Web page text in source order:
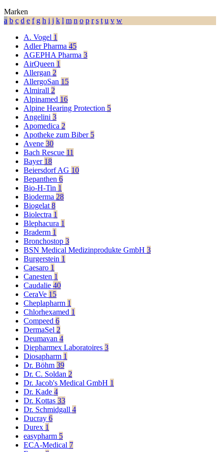
Marken
a b c d e f g h i j k l m n o p r s t u v w
A. Vogel 1
Adler Pharma 45
AGEPHA Pharma 3
AirQueen 1
Allergan 2
AllergoSan 15
Almirall 2
Alpinamed 16
Alpine Hearing Protection 5
Angelini 3
Apomedica 2
Apotheke zum Biber 5
Avene 30
Bach Rescue 11
Bayer 18
Beiersdorf AG 10
Bepanthen 6
Bio-H-Tin 1
Bioderma 28
Biogelat 8
Biolectra 1
Blephacura 1
Braderm 1
Bronchostop 3
BSN Medical Medizinprodukte GmbH 3
Burgerstein 1
Caesaro 1
Canesten 1
Caudalie 40
CeraVe 15
Cheplapharm 1
Chlorhexamed 1
Compeed 6
DermaSel 2
Deumavan 4
Diepharmex Laboratoires 3
Diosapharm 1
Dr. Böhm 39
Dr. C. Soldan 2
Dr. Jacob's Medical GmbH 1
Dr. Kade 4
Dr. Kottas 33
Dr. Schmidgall 4
Ducray 6
Durex 1
easypharm 5
ECA-Medical 7